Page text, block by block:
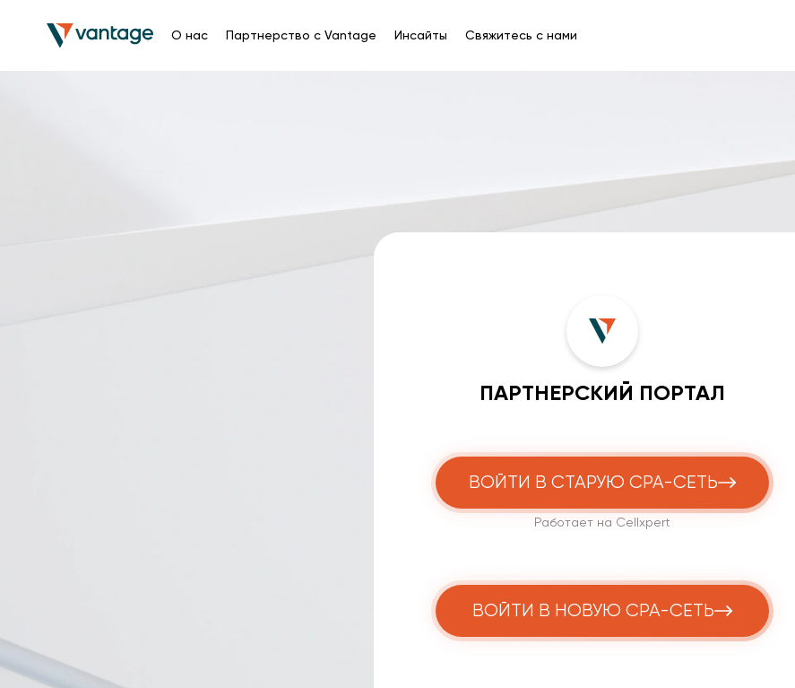
О нас Партнерство с Vantage Инсайты Свяжитесь с нами
ПАРТНЕРСКИЙ ПОРТАЛ
ВОЙТИ В СТАРУЮ CPA-СЕТЬ
Работает на Cellxpert
ВОЙТИ В НОВУЮ CPA-СЕТЬ